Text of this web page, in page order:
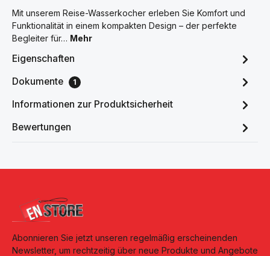
Mit unserem Reise-Wasserkocher erleben Sie Komfort und
Funktionalität in einem kompakten Design – der perfekte
Begleiter für… Mehr
Eigenschaften
Dokumente
1
Informationen zur Produktsicherheit
Bewertungen
Abonnieren Sie jetzt unseren regelmäßig erscheinenden
Newsletter, um rechtzeitig über neue Produkte und Angebote